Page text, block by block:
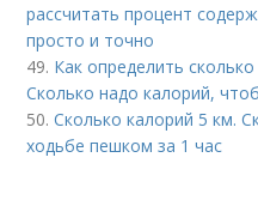
рассчитать процент
просто и точно
49. Как определить
Сколько надо калорий,
50.Сколько калорий 5 км.
ходьбе пешком за 1 час